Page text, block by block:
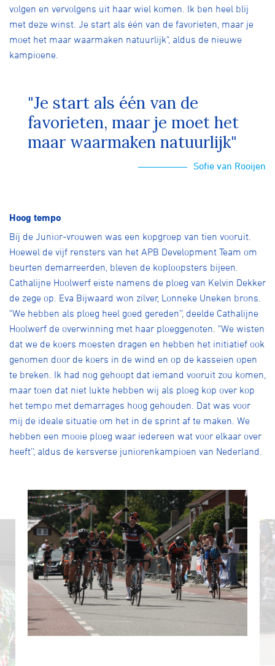
volgen en vervolgens uit haar wiel komen. Ik ben heel blij
met deze winst. Je start als één van de favorieten, maar je
moet het maar waarmaken natuurlijk", aldus de nieuwe
kampioene.
"Je start als één van de
favorieten, maar je moet het
maar waarmaken natuurlijk"
Sofie van Rooijen
Hoog tempo
Bij de Junior-vrouwen was een kopgroep van tien vooruit.
Hoewel de vijf rensters van het APB Development Team om
beurten demarreerden, bleven de koploopsters bijeen.
Cathalijne Hoolwerf eiste namens de ploeg van Kelvin Dekker
de zege op. Eva Bijwaard won zilver, Lonneke Uneken brons.
"We hebben als ploeg heel goed gereden’’, deelde Cathalijne
Hoolwerf de overwinning met haar ploeggenoten. "We wisten
dat we de koers moesten dragen en hebben het initiatief ook
genomen door de koers in de wind en op de kasseien open
te breken. Ik had nog gehoopt dat iemand vooruit zou komen,
maar toen dat niet lukte hebben wij als ploeg kop over kop
het tempo met demarrages hoog gehouden. Dat was voor
mij de ideale situatie om het in de sprint af te maken. We
hebben een mooie ploeg waar iedereen wat voor elkaar over
heeft’’, aldus de kersverse juniorenkampioen van Nederland.